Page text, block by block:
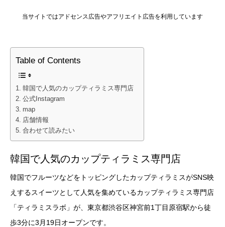
当サイトではアドセンス広告やアフリエイト広告を利用しています
Table of Contents
韓国で人気のカップティラミス専門店
公式Instagram
map
店舗情報
合わせて読みたい
韓国で人気のカップティラミス専門店
韓国でフルーツなどをトッピングしたカップティラミスがSNS映
えするスイーツとして人気を集めているカップティラミス専門店
「ティラミスラボ」が、東京都渋谷区神宮前1丁目原宿駅から徒
歩3分に3月19日オープンです。